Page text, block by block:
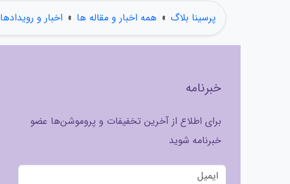
پرسینا بلاگ » همه اخبار و مقاله ها » اخبار و رویدادها
خبرنامه
برای اطلاع از آخرین تخفیفات و پروموشن‌ها عضو
خبرنامه شوید